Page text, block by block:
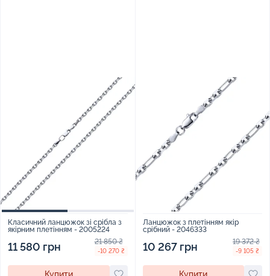
Класичний ланцюжок зі срібла з
якірним плетінням - 2005224
11 580 грн 21 850 ₴
-10 270 ₴
Ланцюжок з плетінням якір
срібний - 2046333
10 267 грн 19 372 ₴
-9 105 ₴